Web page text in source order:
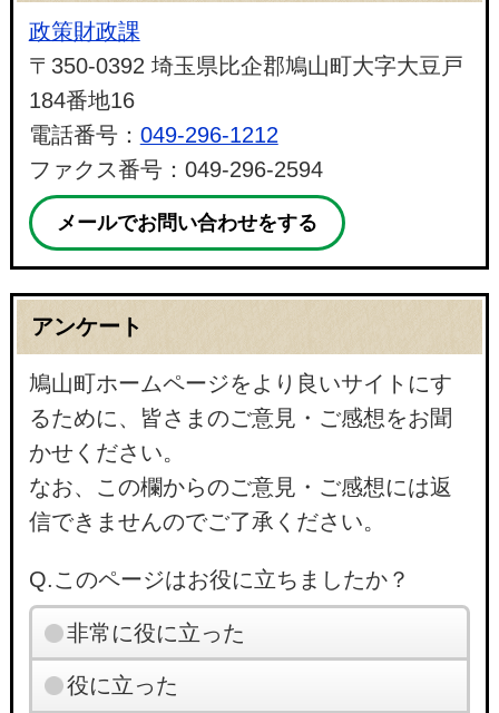
政策財政課
〒350-0392 埼玉県比企郡鳩山町大字大豆戸
184番地16
電話番号： 049-296-1212
ファクス番号：049-296-2594
メールでお問い合わせをする
アンケート
鳩山町ホームページをより良いサイトにす
るために、皆さまのご意見・ご感想をお聞
かせください。
なお、この欄からのご意見・ご感想には返
信できませんのでご了承ください。
Q.このページはお役に立ちましたか？
非常に役に立った
役に立った